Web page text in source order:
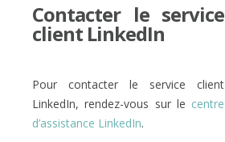
Contacter le service
client LinkedIn
Pour contacter le service client
LinkedIn, rendez-vous sur le centre
d’assistance LinkedIn.